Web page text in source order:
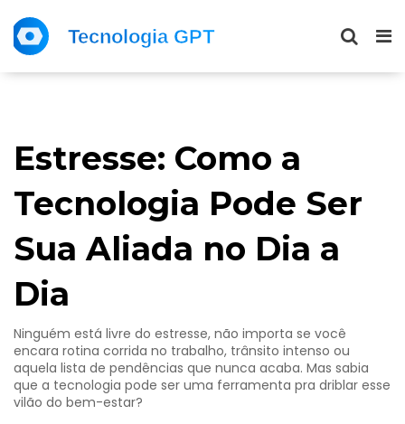
Estresse: Como a
Tecnologia Pode Ser
Sua Aliada no Dia a
Dia
Ninguém está livre do estresse, não importa se você
encara rotina corrida no trabalho, trânsito intenso ou
aquela lista de pendências que nunca acaba. Mas sabia
que a tecnologia pode ser uma ferramenta pra driblar esse
vilão do bem-estar?